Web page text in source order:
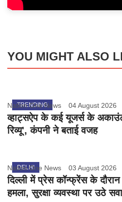
YOU MIGHT ALSO
TRENDING
Nation One News 04 August 2026
व्हाट्सऐप के कई यूजर्स के
रिव्यू', कंपनी ने बताई वजह
DELHI
Nation One News 03 August 2026
दिल्ली में प्रेस कॉन्फ्रेंस के
हमला, सुरक्षा व्यवस्था पर उठे